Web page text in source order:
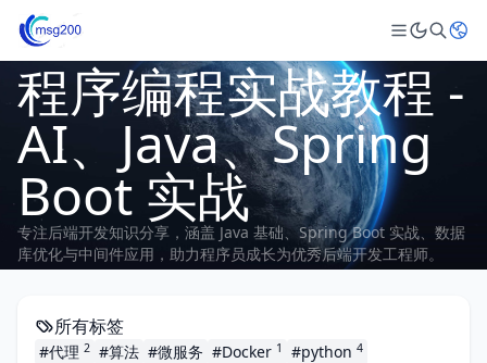
程序编程实战教程 -
AI、Java、Spring
Boot 实战
专注后端开发知识分享，涵盖 Java 基础、Spring Boot 实战、数据
库优化与中间件应用，助力程序员成长为优秀后端开发工程师。
所有标签
#代理 2 #算法 #微服务 #Docker 1 #python 4